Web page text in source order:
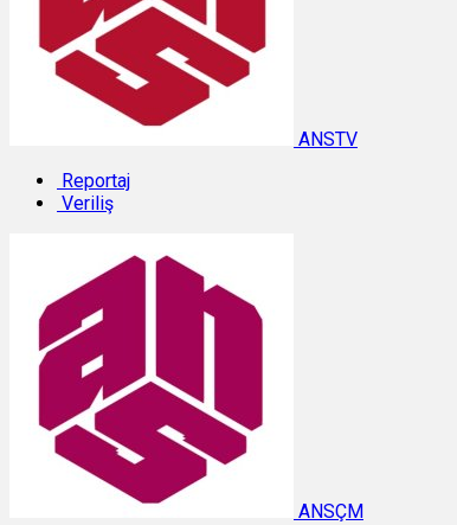
ANSTV
Reportaj
Veriliş
ANSÇM